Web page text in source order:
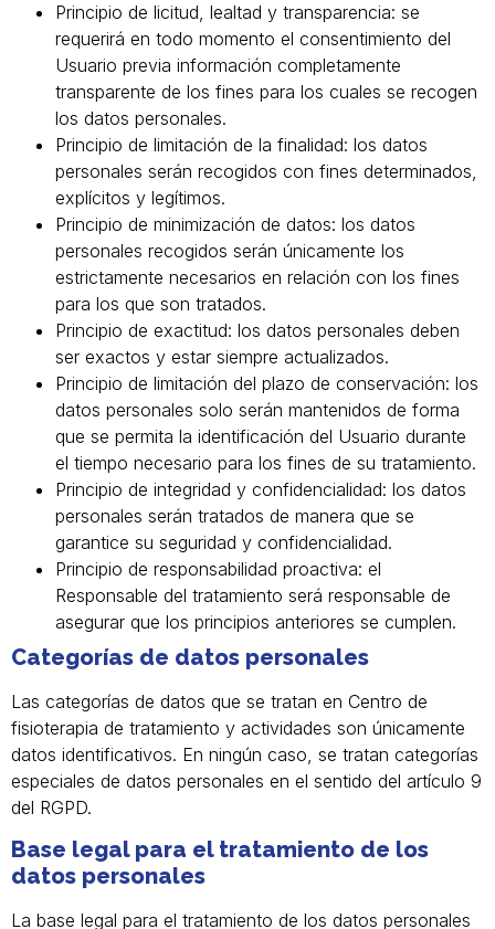
Principio de licitud, lealtad y transparencia: se
requerirá en todo momento el consentimiento del
Usuario previa información completamente
transparente de los fines para los cuales se recogen
los datos personales.
Principio de limitación de la finalidad: los datos
personales serán recogidos con fines determinados,
explícitos y legítimos.
Principio de minimización de datos: los datos
personales recogidos serán únicamente los
estrictamente necesarios en relación con los fines
para los que son tratados.
Principio de exactitud: los datos personales deben
ser exactos y estar siempre actualizados.
Principio de limitación del plazo de conservación: los
datos personales solo serán mantenidos de forma
que se permita la identificación del Usuario durante
el tiempo necesario para los fines de su tratamiento.
Principio de integridad y confidencialidad: los datos
personales serán tratados de manera que se
garantice su seguridad y confidencialidad.
Principio de responsabilidad proactiva: el
Responsable del tratamiento será responsable de
asegurar que los principios anteriores se cumplen.
Categorías de datos personales
Las categorías de datos que se tratan en Centro de
fisioterapia de tratamiento y actividades son únicamente
datos identificativos. En ningún caso, se tratan categorías
especiales de datos personales en el sentido del artículo 9
del RGPD.
Base legal para el tratamiento de los
datos personales
La base legal para el tratamiento de los datos personales